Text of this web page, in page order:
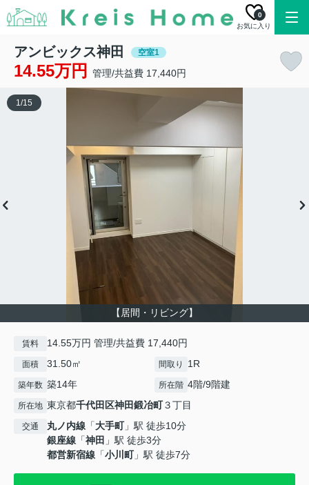
お気に入り
0
アンビックス神田 空室1
14.55万円 管理/共益費 17,440円
【居間・リビング】
1/15
賃料 14.55万円 管理/共益費 17,440円
面積 31.50㎡ 間取り 1R
築年数 築14年 所在階 4階/9階建
所在地 東京都千代田区神田鍛冶町３丁目
交通 丸ノ内線 「大手町」駅 徒歩10分
銀座線 「神田 」駅 徒歩3分
都営新宿線 「小川町」駅 徒歩7分